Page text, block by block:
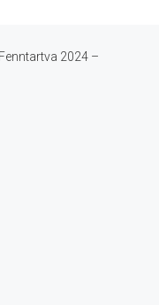
2024 –